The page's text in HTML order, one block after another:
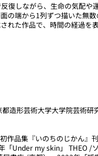
復しながら、生命の気配
の端から1列ずつ描いた無
れた作品で、時間の経過を
造形芸術大学大学院芸術
作品集『いのちのじかん』
「Under my skin」 THEO /